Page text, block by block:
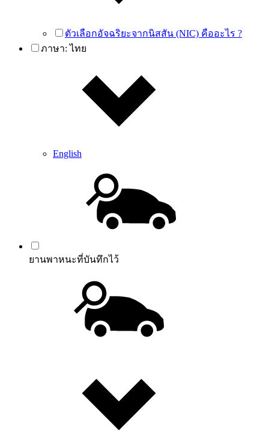
ตัวเลือกอัจฉริยะจากนิสสัน (NIC) คืออะไร ?
ภาษา:ไทย
English
ยานพาหนะที่บันทึกไว้